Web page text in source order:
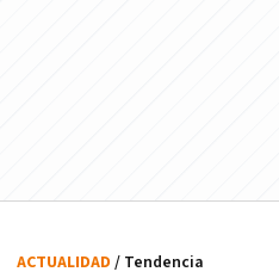
ACTUALIDAD / Tendencia